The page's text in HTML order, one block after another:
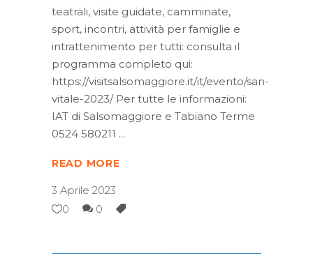
teatrali, visite guidate, camminate,
sport, incontri, attività per famiglie e
intrattenimento per tutti: consulta il
programma completo qui:
https://visitsalsomaggiore.it/it/evento/san-
vitale-2023/ Per tutte le informazioni:
IAT di Salsomaggiore e Tabiano Terme
0524 580211
READ MORE
3 Aprile 2023
0
0